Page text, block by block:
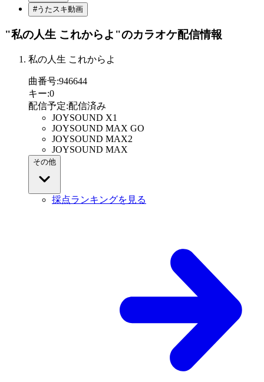
#うたスキ動画
"私の人生 これからよ"のカラオケ配信情報
私の人生 これからよ
曲番号:946644
キー:0
配信予定:配信済み
JOYSOUND X1
JOYSOUND MAX GO
JOYSOUND MAX2
JOYSOUND MAX
その他
採点ランキングを見る